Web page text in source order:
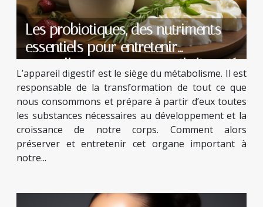
Les probiotiques, des nutriments
essentiels pour entretenir
naturellement son appareil digestif
L’appareil digestif est le siège du métabolisme. Il est
responsable de la transformation de tout ce que
nous consommons et prépare à partir d’eux toutes
les substances nécessaires au développement et la
croissance de notre corps. Comment alors
préserver et entretenir cet organe important à
notre...